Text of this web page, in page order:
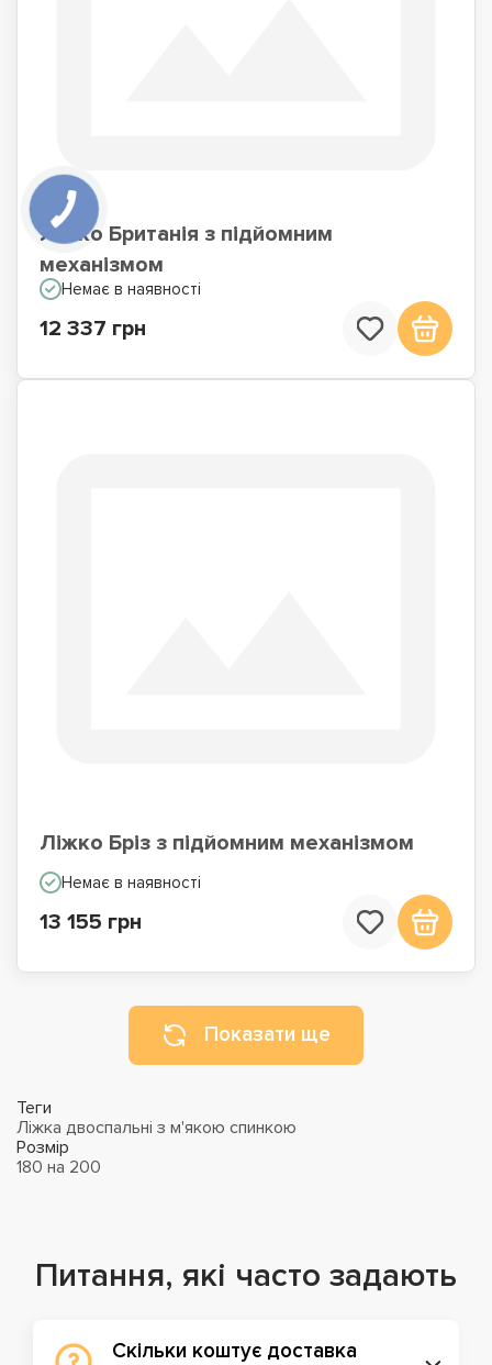
Ліжко Британія з підйомним
механізмом
Немає в наявності
12 337 грн
Ліжко Бріз з підйомним механізмом
Немає в наявності
13 155 грн
Показати ще
Теги
Ліжка двоспальні з м'якою спинкою
Розмір
180 на 200
Питання, які часто задають
Скільки коштує доставка